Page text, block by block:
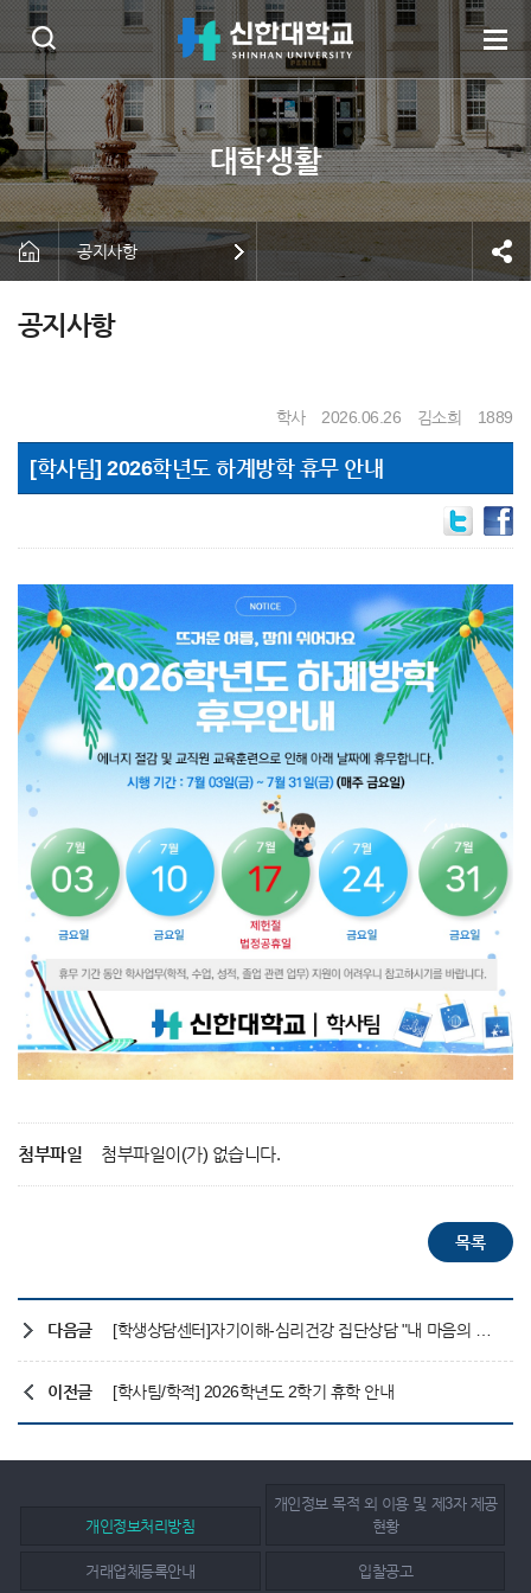
공지사항
공지사항
학사 2026.06.26 김소희 1889
[학사팀] 2026학년도 하계방학 휴무 안내
첨부파일 첨부파일이(가) 없습니다.
다음글
이전글 [학사팀/학적] 2026학년도 2학기 휴학 안내
개인정보처리방침
개인정보 목적 외 이용 및 제3자 제공
현황
거래업체등록안내 입찰공고